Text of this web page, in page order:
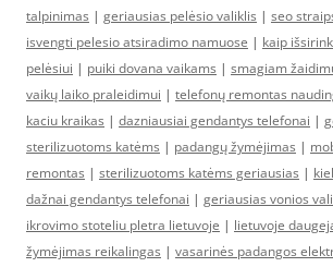
talpinimas | geriausias pelėsio valiklis | seo
isvengti pelesio atsiradimo namuose | kaip
pelėsiui | puiki dovana vaikams | smagiam
vaikų laiko praleidimui | telefonų remontas
kaciu kraikas | dazniausiai gendantys telefonai |
sterilizuotoms katėms | padangų žymėjimas |
remontas | sterilizuotoms katėms geriausias |
dažnai gendantys telefonai | geriausias vonios
ikrovimo stoteliu pletra lietuvoje | lietuvoje
žymėjimas reikalingas | vasarinės padangos